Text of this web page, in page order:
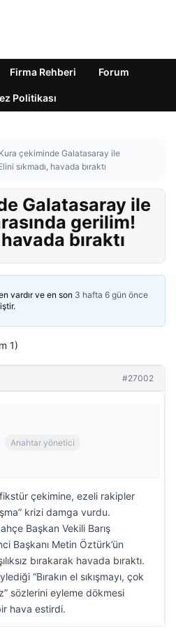
Firma Rehberi Forum
Politikası
Kura çekiminde Galatasaray ile
sıkmadı, havada bıraktı
Galatasaray ile
gerilim!
bıraktı
vardır ve en son 3 hafta 6 gün önce
1)
#27002
Anahtar yönetici
çekimine, ezeli rakipler
krizi damga vurdu.
Başkan Vekili Barış
Başkanı Metin Öztürk’ün
bırakarak havada bıraktı.
“Bırakın el sıkışmayı, çok
sözlerini eyleme dökmesi
hava estirdi.